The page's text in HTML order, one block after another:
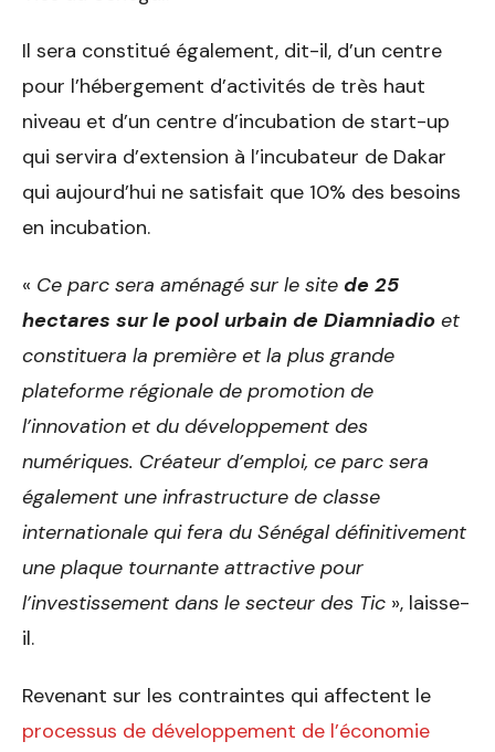
Il sera constitué également, dit-il, d’un centre
pour l’hébergement d’activités de très haut
niveau et d’un centre d’incubation de start-up
qui servira d’extension à l’incubateur de Dakar
qui aujourd’hui ne satisfait que 10% des besoins
en incubation.
« Ce parc sera aménagé sur le site de 25
hectares sur le pool urbain de Diamniadio et
constituera la première et la plus grande
plateforme régionale de promotion de
l’innovation et du développement des
numériques. Créateur d’emploi, ce parc sera
également une infrastructure de classe
internationale qui fera du Sénégal définitivement
une plaque tournante attractive pour
l’investissement dans le secteur des Tic », laisse-
il.
Revenant sur les contraintes qui affectent le
processus de développement de l’économie